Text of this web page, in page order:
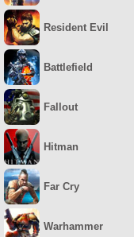
Resident Evil
Battlefield
Fallout
Hitman
Far Cry
Warhammer